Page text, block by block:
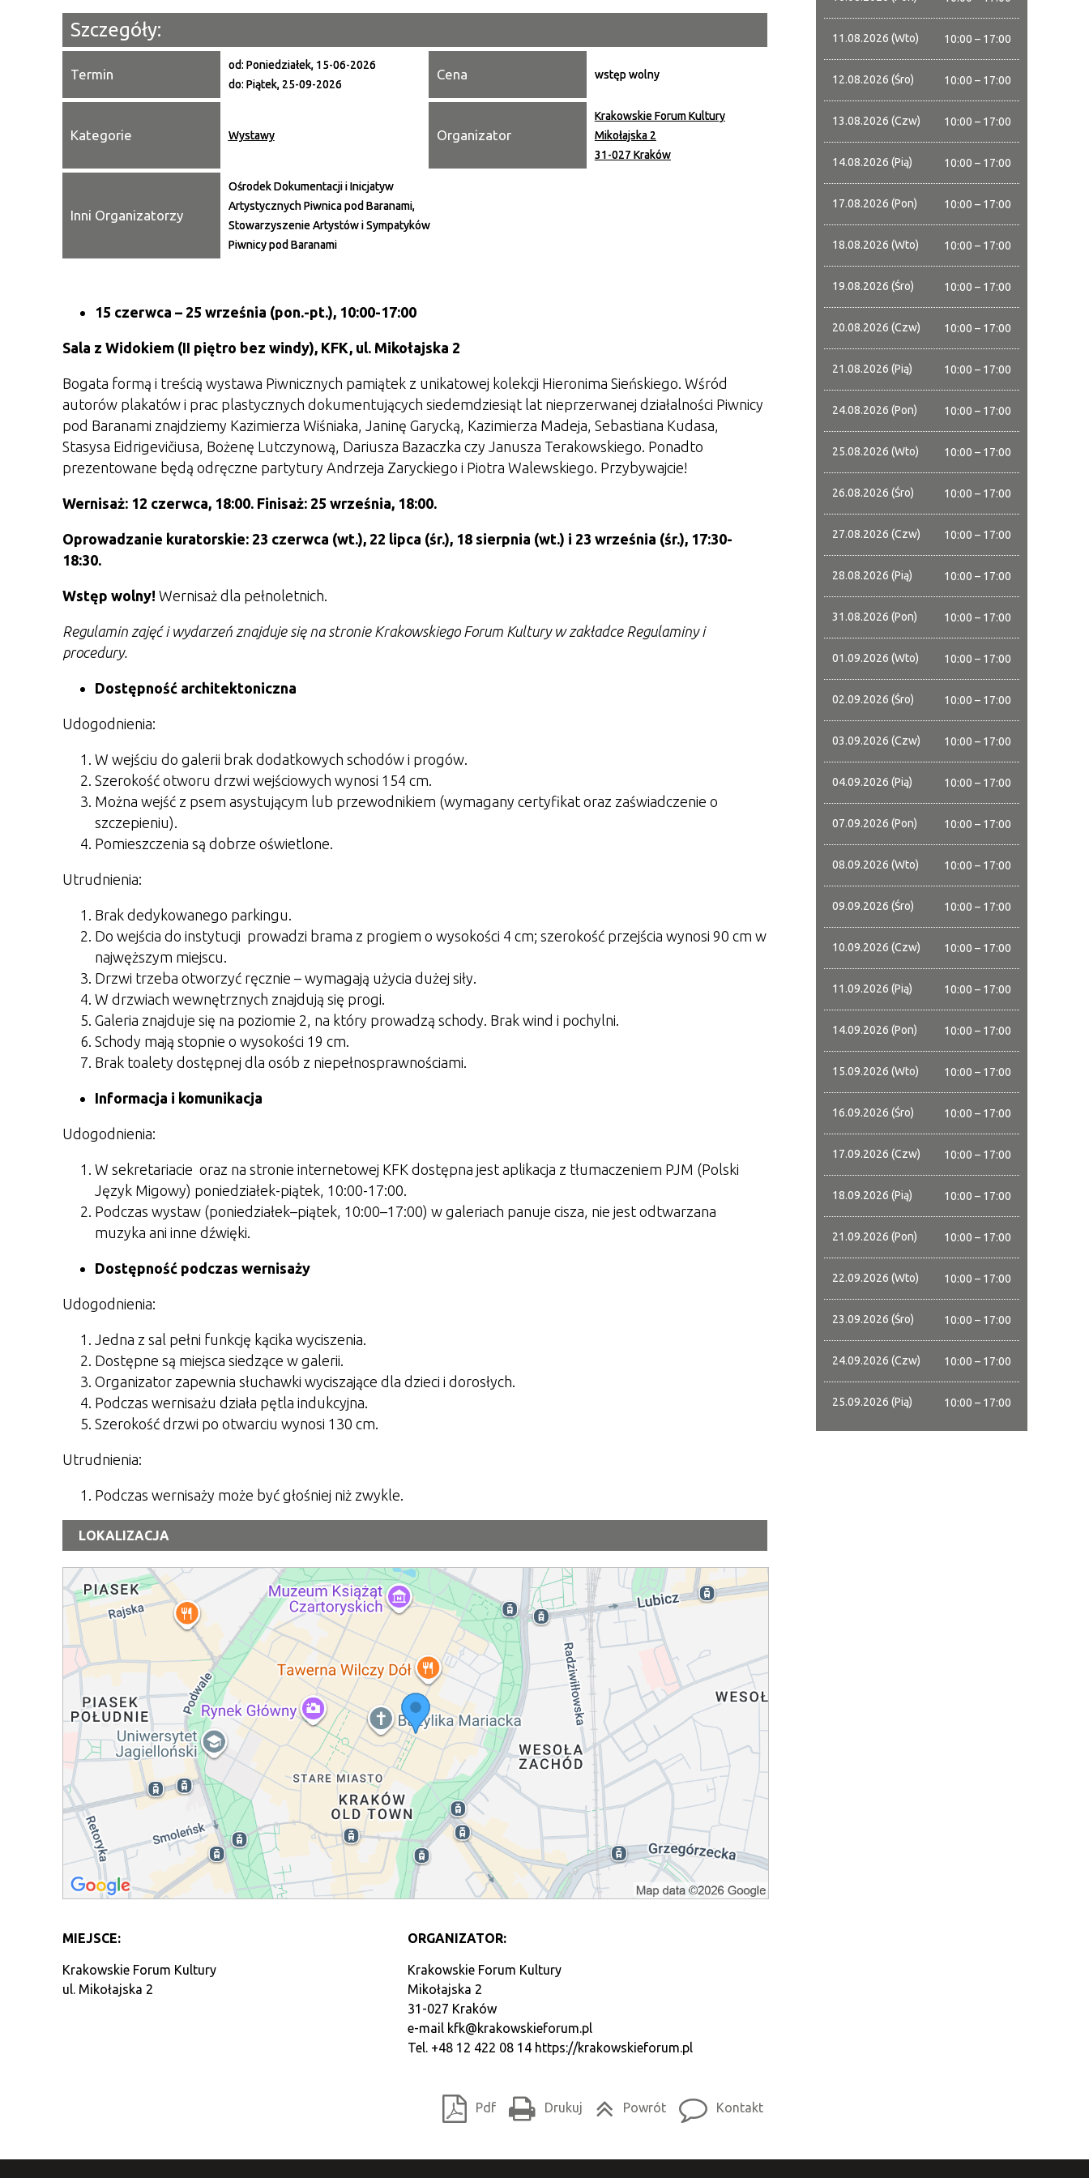
Szczegóły:
Termin
od: Poniedziałek, 15-06-2026
do: Piątek, 25-09-2026
Cena wstęp wolny
Kategorie Wystawy Organizator
Krakowskie Forum Kultury
Mikołajska 2
31-027 Kraków
Inni Organizatorzy
Ośrodek Dokumentacji i Inicjatyw
Artystycznych Piwnica pod Baranami,
Stowarzyszenie Artystów i Sympatyków
Piwnicy pod Baranami
15 czerwca – 25 września (pon.-pt.), 10:00-17:00
Sala z Widokiem (II piętro bez windy), KFK, ul. Mikołajska 2
Bogata formą i treścią wystawa Piwnicznych pamiątek z unikatowej kolekcji Hieronima Sieńskiego. Wśród
autorów plakatów i prac plastycznych dokumentujących siedemdziesiąt lat nieprzerwanej działalności Piwnicy
pod Baranami znajdziemy Kazimierza Wiśniaka, Janinę Garycką, Kazimierza Madeja, Sebastiana Kudasa,
Stasysa Eidrigevičiusa, Bożenę Lutczynową, Dariusza Bazaczka czy Janusza Terakowskiego. Ponadto
prezentowane będą odręczne partytury Andrzeja Zaryckiego i Piotra Walewskiego. Przybywajcie!
Wernisaż: 12 czerwca, 18:00. Finisaż: 25 września, 18:00.
Oprowadzanie kuratorskie: 23 czerwca (wt.), 22 lipca (śr.), 18 sierpnia (wt.) i 23 września (śr.), 17:30-
18:30.
Wstęp wolny! Wernisaż dla pełnoletnich.
Regulamin zajęć i wydarzeń znajduje się na stronie Krakowskiego Forum Kultury w zakładce Regulaminy i
procedury.
Dostępność architektoniczna
Udogodnienia:
W wejściu do galerii brak dodatkowych schodów i progów.
Szerokość otworu drzwi wejściowych wynosi 154 cm.
Można wejść z psem asystującym lub przewodnikiem (wymagany certyfikat oraz zaświadczenie o
szczepieniu).
Pomieszczenia są dobrze oświetlone.
Utrudnienia:
Brak dedykowanego parkingu.
Do wejścia do instytucji prowadzi brama z progiem o wysokości 4 cm; szerokość przejścia wynosi 90 cm w
najwęższym miejscu.
Drzwi trzeba otworzyć ręcznie – wymagają użycia dużej siły.
W drzwiach wewnętrznych znajdują się progi.
Galeria znajduje się na poziomie 2, na który prowadzą schody. Brak wind i pochylni.
Schody mają stopnie o wysokości 19 cm.
Brak toalety dostępnej dla osób z niepełnosprawnościami.
Informacja i komunikacja
Udogodnienia:
W sekretariacie oraz na stronie internetowej KFK dostępna jest aplikacja z tłumaczeniem PJM (Polski
Język Migowy) poniedziałek-piątek, 10:00-17:00.
Podczas wystaw (poniedziałek–piątek, 10:00–17:00) w galeriach panuje cisza, nie jest odtwarzana
muzyka ani inne dźwięki.
Dostępność podczas wernisaży
Udogodnienia:
Jedna z sal pełni funkcję kącika wyciszenia.
Dostępne są miejsca siedzące w galerii.
Organizator zapewnia słuchawki wyciszające dla dzieci i dorosłych.
Podczas wernisażu działa pętla indukcyjna.
Szerokość drzwi po otwarciu wynosi 130 cm.
Utrudnienia:
Podczas wernisaży może być głośniej niż zwykle.
LOKALIZACJA
MIEJSCE:
Krakowskie Forum Kultury
ul. Mikołajska 2
ORGANIZATOR:
Krakowskie Forum Kultury
Mikołajska 2
31-027 Kraków
e-mail kfk@krakowskieforum.pl
Tel. +48 12 422 08 14 https://krakowskieforum.pl
Pdf Drukuj Powrót Kontakt
11.08.2026 (Wto) 10:00 – 17:00
12.08.2026 (Śro) 10:00 – 17:00
13.08.2026 (Czw) 10:00 – 17:00
14.08.2026 (Pią) 10:00 – 17:00
17.08.2026 (Pon) 10:00 – 17:00
18.08.2026 (Wto) 10:00 – 17:00
19.08.2026 (Śro) 10:00 – 17:00
20.08.2026 (Czw) 10:00 – 17:00
21.08.2026 (Pią) 10:00 – 17:00
24.08.2026 (Pon) 10:00 – 17:00
25.08.2026 (Wto) 10:00 – 17:00
26.08.2026 (Śro) 10:00 – 17:00
27.08.2026 (Czw) 10:00 – 17:00
28.08.2026 (Pią) 10:00 – 17:00
31.08.2026 (Pon) 10:00 – 17:00
01.09.2026 (Wto) 10:00 – 17:00
02.09.2026 (Śro) 10:00 – 17:00
03.09.2026 (Czw) 10:00 – 17:00
04.09.2026 (Pią) 10:00 – 17:00
07.09.2026 (Pon) 10:00 – 17:00
08.09.2026 (Wto) 10:00 – 17:00
09.09.2026 (Śro) 10:00 – 17:00
10.09.2026 (Czw) 10:00 – 17:00
11.09.2026 (Pią) 10:00 – 17:00
14.09.2026 (Pon) 10:00 – 17:00
15.09.2026 (Wto) 10:00 – 17:00
16.09.2026 (Śro) 10:00 – 17:00
17.09.2026 (Czw) 10:00 – 17:00
18.09.2026 (Pią) 10:00 – 17:00
21.09.2026 (Pon) 10:00 – 17:00
22.09.2026 (Wto) 10:00 – 17:00
23.09.2026 (Śro) 10:00 – 17:00
24.09.2026 (Czw) 10:00 – 17:00
25.09.2026 (Pią) 10:00 – 17:00